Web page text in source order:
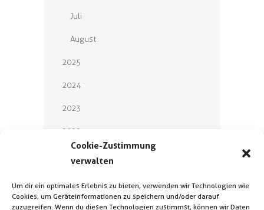
Cookie-Zustimmung
verwalten
Um dir ein optimales Erlebnis zu bieten, verwenden wir Technologien wie
Cookies, um Geräteinformationen zu speichern und/oder darauf
zuzugreifen. Wenn du diesen Technologien zustimmst, können wir Daten
Juli
August
2025
2024
2023
2022
2019